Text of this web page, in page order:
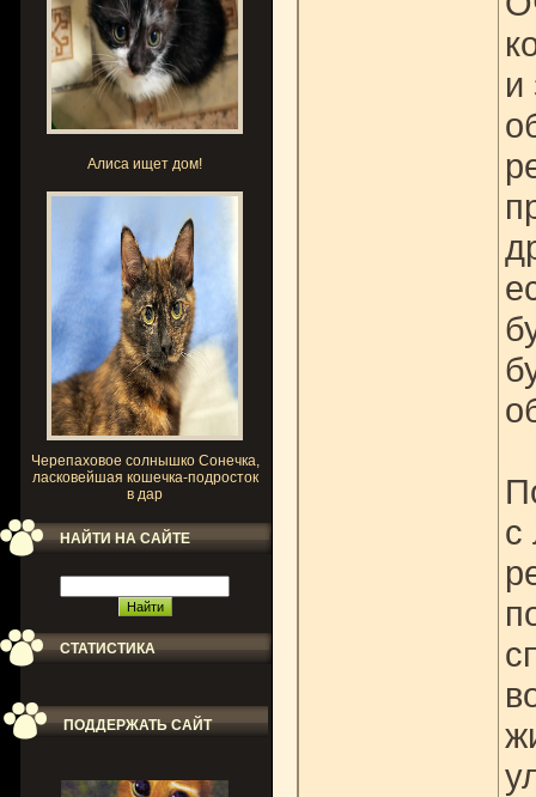
Алиса ищет дом!
Черепаховое солнышко Сонечка,
ласковейшая кошечка-подросток
в дар
НАЙТИ НА САЙТЕ
СТАТИСТИКА
ПОДДЕРЖАТЬ САЙТ
и
с